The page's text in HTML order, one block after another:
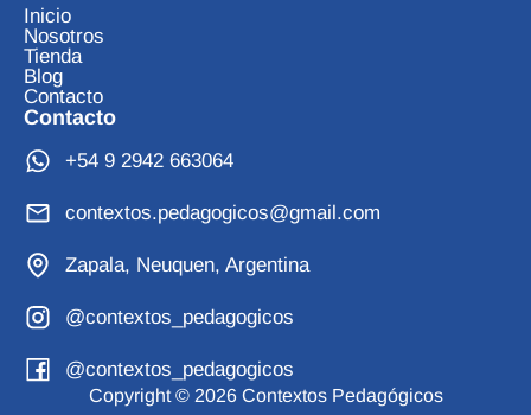
Inicio
Nosotros
Tienda
Blog
Contacto
Contacto
+54 9 2942 663064
contextos.pedagogicos@gmail.com
Zapala, Neuquen, Argentina
@contextos_pedagogicos
@contextos_pedagogicos
Copyright © 2026 Contextos Pedagógicos